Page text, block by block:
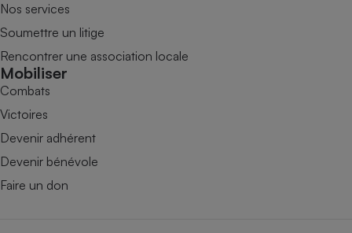
Nos services
Soumettre un litige
Rencontrer une association locale
Mobiliser
Combats
Victoires
Devenir adhérent
Devenir bénévole
Faire un don